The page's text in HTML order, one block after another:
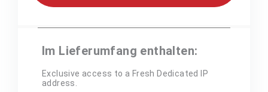
Im Lieferumfang enthalten:
Exclusive access to a Fresh Dedicated IP
address.